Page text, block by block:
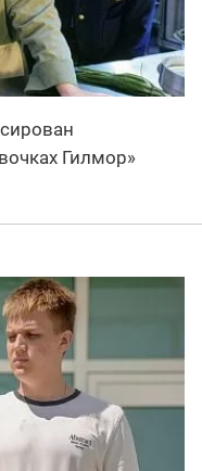
Гилмор»